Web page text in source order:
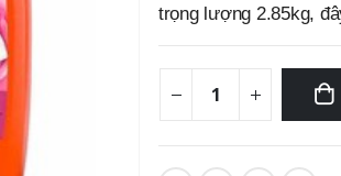
trọng lượng 2.85kg,